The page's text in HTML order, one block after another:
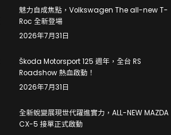
魅力自成焦點，Volkswagen The all-new T-
Roc 全新登場
2026年7月31日
Škoda Motorsport 125 週年，全台 RS
Roadshow 熱血啟動！
2026年7月31日
全新蛻變展現世代躍進實力，ALL-NEW MAZDA
CX-5 接單正式啟動